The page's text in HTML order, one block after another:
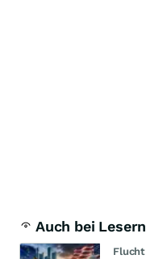
Auch bei
Flucht